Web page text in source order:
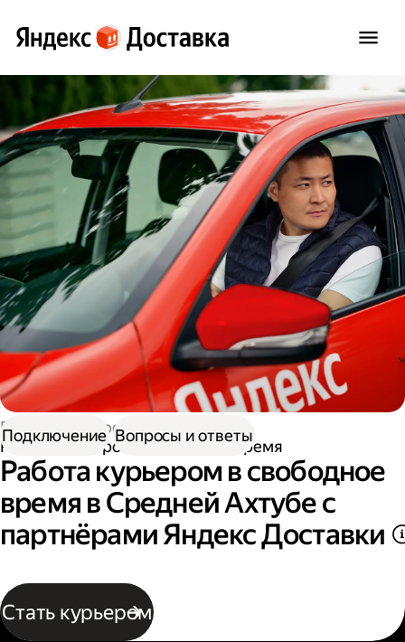
Работа курьером
Работа курьером в свободное время
Работа курьером в свободное
время в Средней Ахтубе с
партнёрами Яндекс Доставки
Стать курьером
Подключение Вопросы и ответы